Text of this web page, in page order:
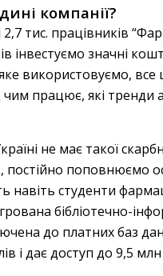
компанії?
тис. працівників
інвестуємо значні
використовуємо, все
працює, які тренди
не має такої
постійно поповнюємо
навіть студенти
бібліотечно-
до платних баз
і дає доступ до 9,5